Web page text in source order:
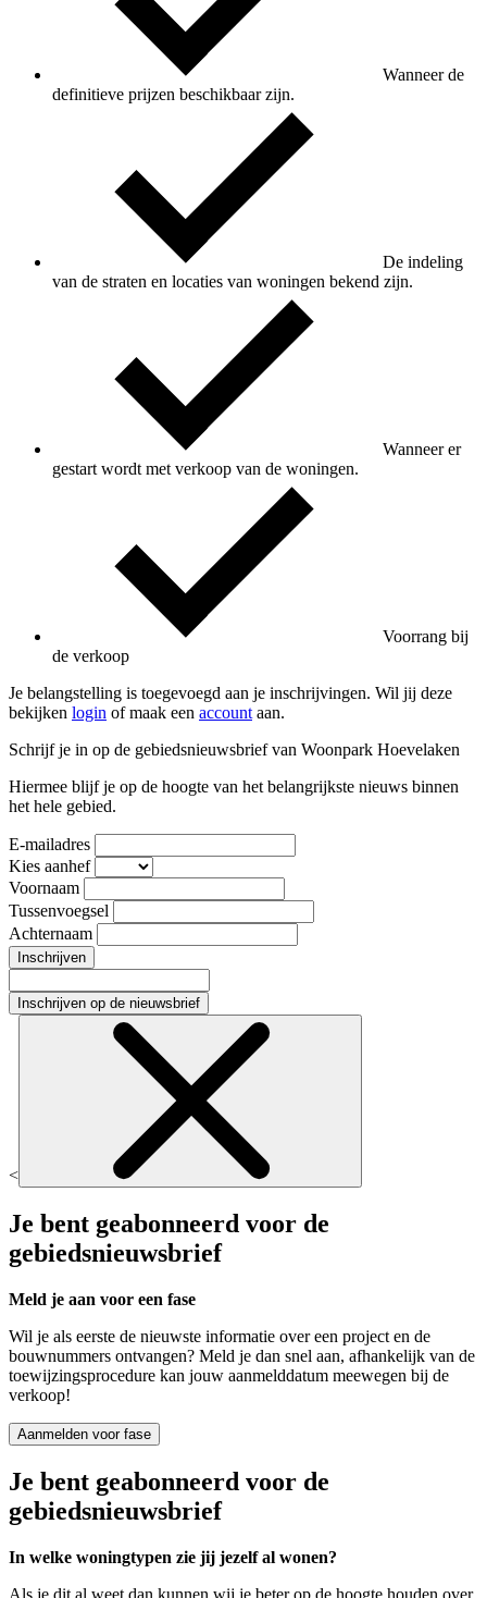
Wanneer de
definitieve prijzen beschikbaar zijn.
De indeling
van de straten en locaties van woningen bekend zijn.
Wanneer er
gestart wordt met verkoop van de woningen.
Voorrang bij
de verkoop
Je belangstelling is toegevoegd aan je inschrijvingen. Wil jij deze
bekijken login of maak een account aan.
Schrijf je in op de gebiedsnieuwsbrief van Woonpark Hoevelaken
Hiermee blijf je op de hoogte van het belangrijkste nieuws binnen
het hele gebied.
E-mailadres
Kies aanhef
Voornaam
Tussenvoegsel
Achternaam
Inschrijven
Inschrijven op de nieuwsbrief
<
Je bent geabonneerd voor de
gebiedsnieuwsbrief
Meld je aan voor een fase
Wil je als eerste de nieuwste informatie over een project en de
bouwnummers ontvangen? Meld je dan snel aan, afhankelijk van de
toewijzingsprocedure kan jouw aanmelddatum meewegen bij de
verkoop!
Aanmelden voor fase
Je bent geabonneerd voor de
gebiedsnieuwsbrief
In welke woningtypen zie jij jezelf al wonen?
Als je dit al weet dan kunnen wij je beter op de hoogte houden over